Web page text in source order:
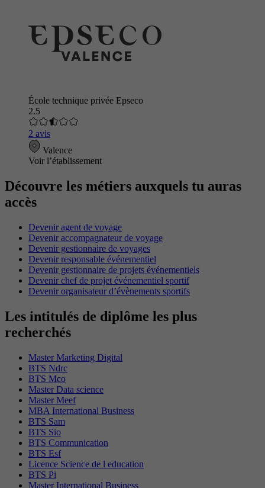
École technique privée Epseco
2.5
2 avis
Valence
Voir l’établissement
Découvre les métiers auxquels tu auras
accès
Devenir agent de voyage
Devenir accompagnateur de voyage
Devenir gestionnaire de voyages
Devenir responsable événementiel
Devenir gestionnaire de projets événementiels
Devenir chef de projet événementiel sportif
Devenir organisateur d’évènements sportifs
Les intitulés de diplôme les plus
recherchés
Master Marketing Digital
BTS Ndrc
BTS Mco
Master Data science
Master Meef
MBA International Business
BTS Sam
BTS Sio
BTS Communication
BTS Esf
Licence Science de l education
BTS Pi
Master International Business